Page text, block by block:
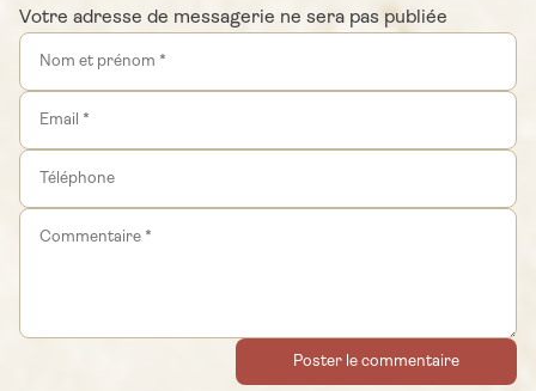
Votre adresse de messagerie ne sera pas publiée
Poster le commentaire